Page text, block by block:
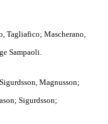
Tagliafico; Mascherano,
Sampaoli.
Magnusson;
Sigurdsson;